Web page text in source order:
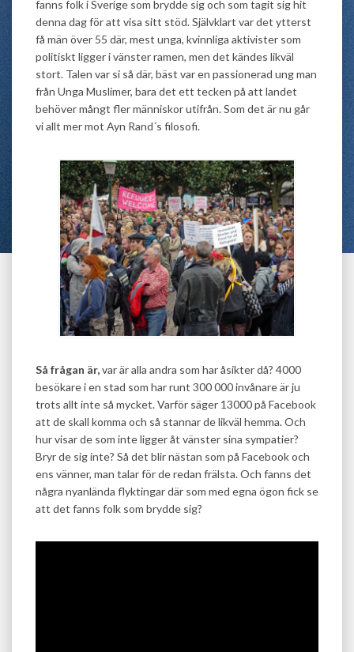
fanns folk i Sverige som brydde sig och som tagit sig hit
denna dag för att visa sitt stöd. Självklart var det ytterst
få män över 55 där, mest unga, kvinnliga aktivister som
politiskt ligger i vänster ramen, men det kändes likväl
stort. Talen var si så där, bäst var en passionerad ung man
från Unga Muslimer, bara det ett tecken på att landet
behöver mångt fler människor utifrån. Som det är nu går
vi allt mer mot Ayn Rand´s filosofi.
Så frågan är,var är alla andra som har åsikter då? 4000
besökare i en stad som har runt 300 000 invånare är ju
trots allt inte så mycket. Varför säger 13000 på Facebook
att de skall komma och så stannar de likväl hemma. Och
hur visar de som inte ligger åt vänster sina sympatier?
Bryr de sig inte? Så det blir nästan som på Facebook och
ens vänner, man talar för de redan frälsta. Och fanns det
några nyanlända flyktingar där som med egna ögon fick se
att det fanns folk som brydde sig?